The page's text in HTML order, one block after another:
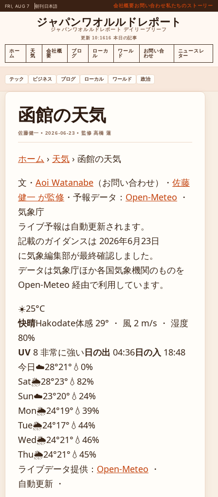
FRI, AUG 7 朝刊日本語 会社概要お問い合わせ私たちのストーリー
ジャパンワオルルドレポート
ジャパンワオルルドレポート デイリーブリーフ
更新 10:1616 本日の記事
ホー
ム
天
気
会社概
要
ブロ
グ
ローカ
ル
ワール
ド
お問い合
わせ
ニュースレ
ター
テック ビジネス ブログ ローカル ワールド 政治
函館の天気
佐藤健一 • 2026-06-23 • 監修 高橋 蓮
ホーム › 天気 › 函館の天気
文・ Aoi Watanabe （お問い合わせ） ・ 佐藤
健一 が監修 ・ 予報データ： Open-Meteo ・
気象庁
ライブ予報は自動更新されます。
記載のガイダンスは 2026年6月23日
に気象編集部が最終確認しました。
データは気象庁ほか各国気象機関のものを
Open-Meteo 経由で利用しています。
☀️25°C
快晴Hakodate体感 29° ・ 風 2 m/s ・ 湿度
80%
UV 8 非常に強い日の出 04:36日の入 18:48
今日☁️28°21° 💧0%
Sat🌦️28°23° 💧82%
Sun☁️23°20° 💧24%
Mon🌦️24°19° 💧39%
Tue🌦️24°17° 💧44%
Wed🌦️24°21° 💧46%
Thu🌦️24°21° 💧45%
ライブデータ提供： Open-Meteo ・
自動更新 ・